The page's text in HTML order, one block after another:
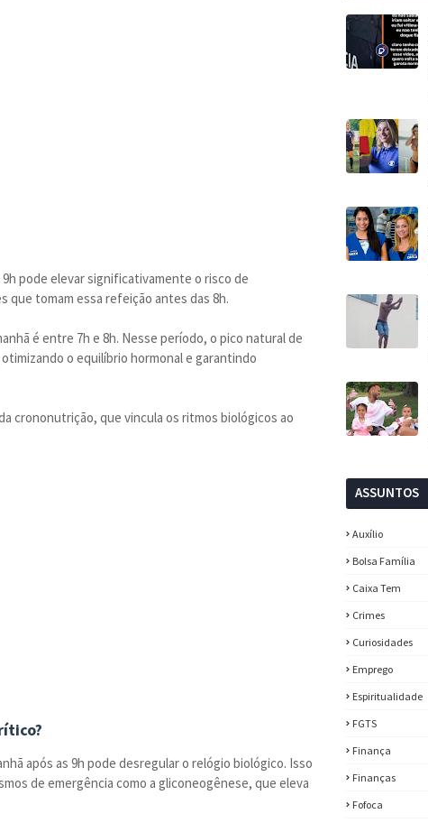
pode elevar significativamente o risco de
que tomam essa refeição antes das 8h.
é entre 7h e 8h. Nesse período, o pico natural de
o equilíbrio hormonal e garantindo
crononutrição, que vincula os ritmos biológicos ao
após as 9h pode desregular o relógio biológico. Isso
de emergência como a gliconeogênese, que eleva
ASSUNTOS
Auxílio
Bolsa Família
Caixa Tem
Crimes
Curiosidades
Emprego
Espiritualidade
FGTS
Finança
Finanças
Fofoca